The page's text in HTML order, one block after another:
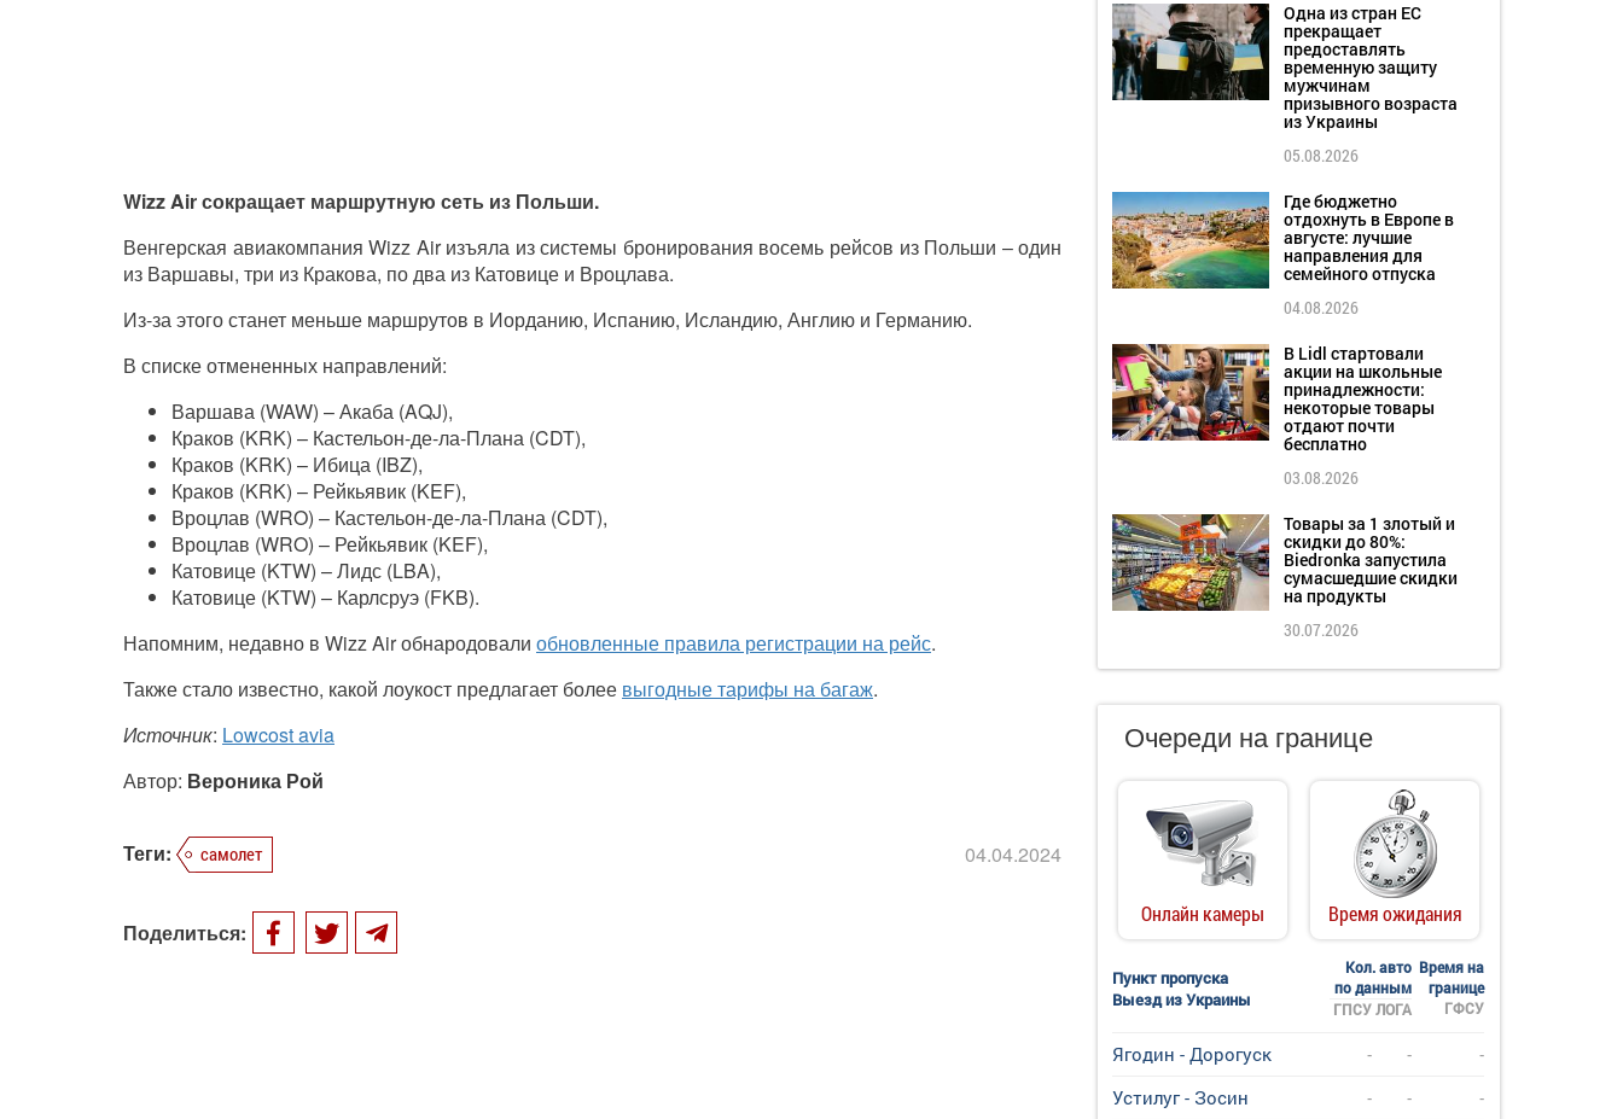
Wizz Air сокращает маршрутную сеть из Польши.
Венгерская авиакомпания Wizz Air изъяла из системы бронирования восемь рейсов из Польши – один
из Варшавы, три из Кракова, по два из Катовице и Вроцлава.
Из-за этого станет меньше маршрутов в Иорданию, Испанию, Исландию, Англию и Германию.
В списке отмененных направлений:
Варшава (WAW) – Акаба (AQJ),
Краков (KRK) – Кастельон-де-ла-Плана (CDT),
Краков (KRK) – Ибица (IBZ),
Краков (KRK) – Рейкьявик (KEF),
Вроцлав (WRO) – Кастельон-де-ла-Плана (CDT),
Вроцлав (WRO) – Рейкьявик (KEF),
Катовице (KTW) – Лидс (LBA),
Катовице (KTW) – Карлсруэ (FKB).
Напомним, недавно в Wizz Air обнародовали обновленные правила регистрации на рейс.
Также стало известно, какой лоукост предлагает более выгодные тарифы на багаж.
Источник: Lowcost avia
Автор: Вероника Рой
Теги: самолет 04.04.2024
Поделиться:
Одна из стран ЕС
прекращает
предоставлять
временную защиту
мужчинам
призывного возраста
из Украины
05.08.2026
Где бюджетно
отдохнуть в Европе в
августе: лучшие
направления для
семейного отпуска
04.08.2026
В Lidl стартовали
акции на школьные
принадлежности:
некоторые товары
отдают почти
бесплатно
03.08.2026
Товары за 1 злотый и
скидки до 80%:
Biedronka запустила
сумасшедшие скидки
на продукты
30.07.2026
Очереди на границе
Онлайн камеры Время ожидания
Пункт пропуска
Выезд из Украины
Кол. авто
по данным
Время на
границе
ГФСУ
ГПСУ ЛОГА
Ягодин - Дорогуск - -
-
Устилуг - Зосин
- -
-